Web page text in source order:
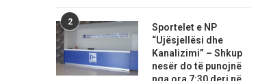
2
Sportelet e NP
“Ujësjellësi dhe
Kanalizimi” – Shkup
nesër do të punojnë